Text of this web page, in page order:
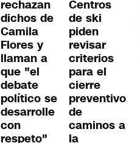
rechazan
dichos de
Camila
Flores y
llaman a
que "el
debate
político se
desarrolle
con
respeto"
Centros
de ski
piden
revisar
criterios
para el
cierre
preventivo
de
caminos a
la